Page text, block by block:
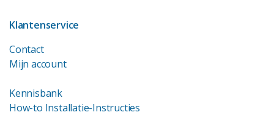
Klantenservice
Contact
Mijn account
Kennisbank
How-to Installatie-Instructies